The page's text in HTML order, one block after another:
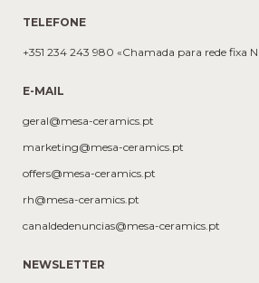
TELEFONE
+351 234 243 980 «Chamada para rede fixa
E-MAIL
geral@mesa-ceramics.pt
marketing@mesa-ceramics.pt
offers@mesa-ceramics.pt
rh@mesa-ceramics.pt
canaldedenuncias@mesa-ceramics.pt
NEWSLETTER